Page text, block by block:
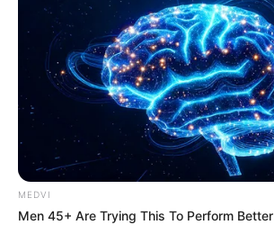
BRAINBERRIES
MEDVI
Men 45+ Are Trying This To Perform Better